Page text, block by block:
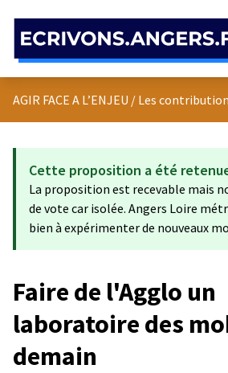
AGIR FACE A L’ENJEU / Les
Cette proposition a été
La proposition est recevable mais
de vote car isolée. Angers Loire
bien à expérimenter de nouveaux
Faire de l'Agglo un
laboratoire des
demain